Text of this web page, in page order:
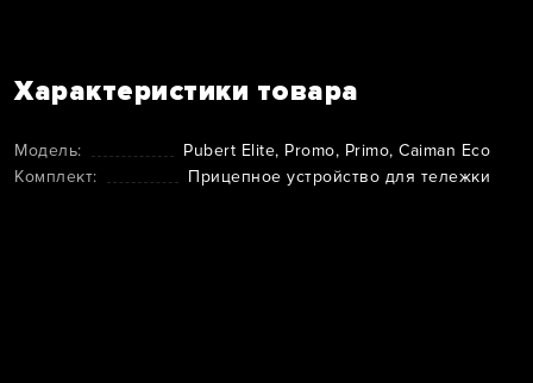
Характеристики товара
Модель:
Pubert Elite, Promo, Primo, Caiman Eco
Комплект:
Прицепное устройство для тележки